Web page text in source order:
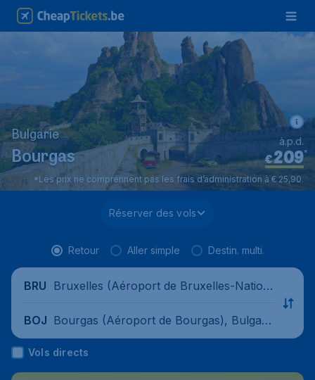
Bulgarie
Bourgas €209*
à.p.d.
*Les prix ne comprennent pas les frais d’administration à € 25,90.
Réserver des vols
Retour Aller simple Destin. multi.
BRU Bruxelles (Aéroport de Bruxelles-Nation
BOJ Bourgas (Aéroport de Bourgas), Bulgari
e
Vols directs